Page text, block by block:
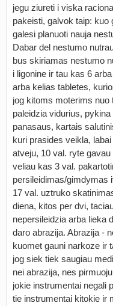
jegu ziureti i viska
pakeisti, galvok taip:
galesi planuoti nauja
Dabar del nestumo
bus skiriamas nestumo
i ligonine ir tau kas 6
arba kelias tabletes,
jog kitoms moterims nuo
paleidzia vidurius,
panasaus, kartais
kuri prasides veikla,
atveju, 10 val. ryte
veliau kas 3 val.
persileidimas/gimdymas
17 val. uztruko
diena, kitos per dvi,
nepersileidzia arba lieka
daro abrazija. Abrazija -
kuomet gauni narkoze ir
jog siek tiek saugiau
nei abrazija, nes
jokie instrumentai negali
tie instrumentai kitokie ir